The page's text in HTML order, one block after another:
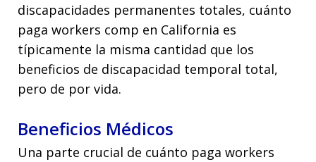
discapacidades permanentes totales, cuánto
paga workers comp en California es
típicamente la misma cantidad que los
beneficios de discapacidad temporal total,
pero de por vida.
Beneficios Médicos
Una parte crucial de cuánto paga workers